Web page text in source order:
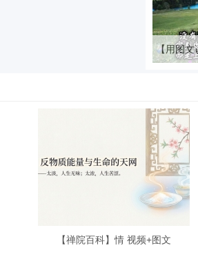
【用图文
【禅院百科】情 视频+图文